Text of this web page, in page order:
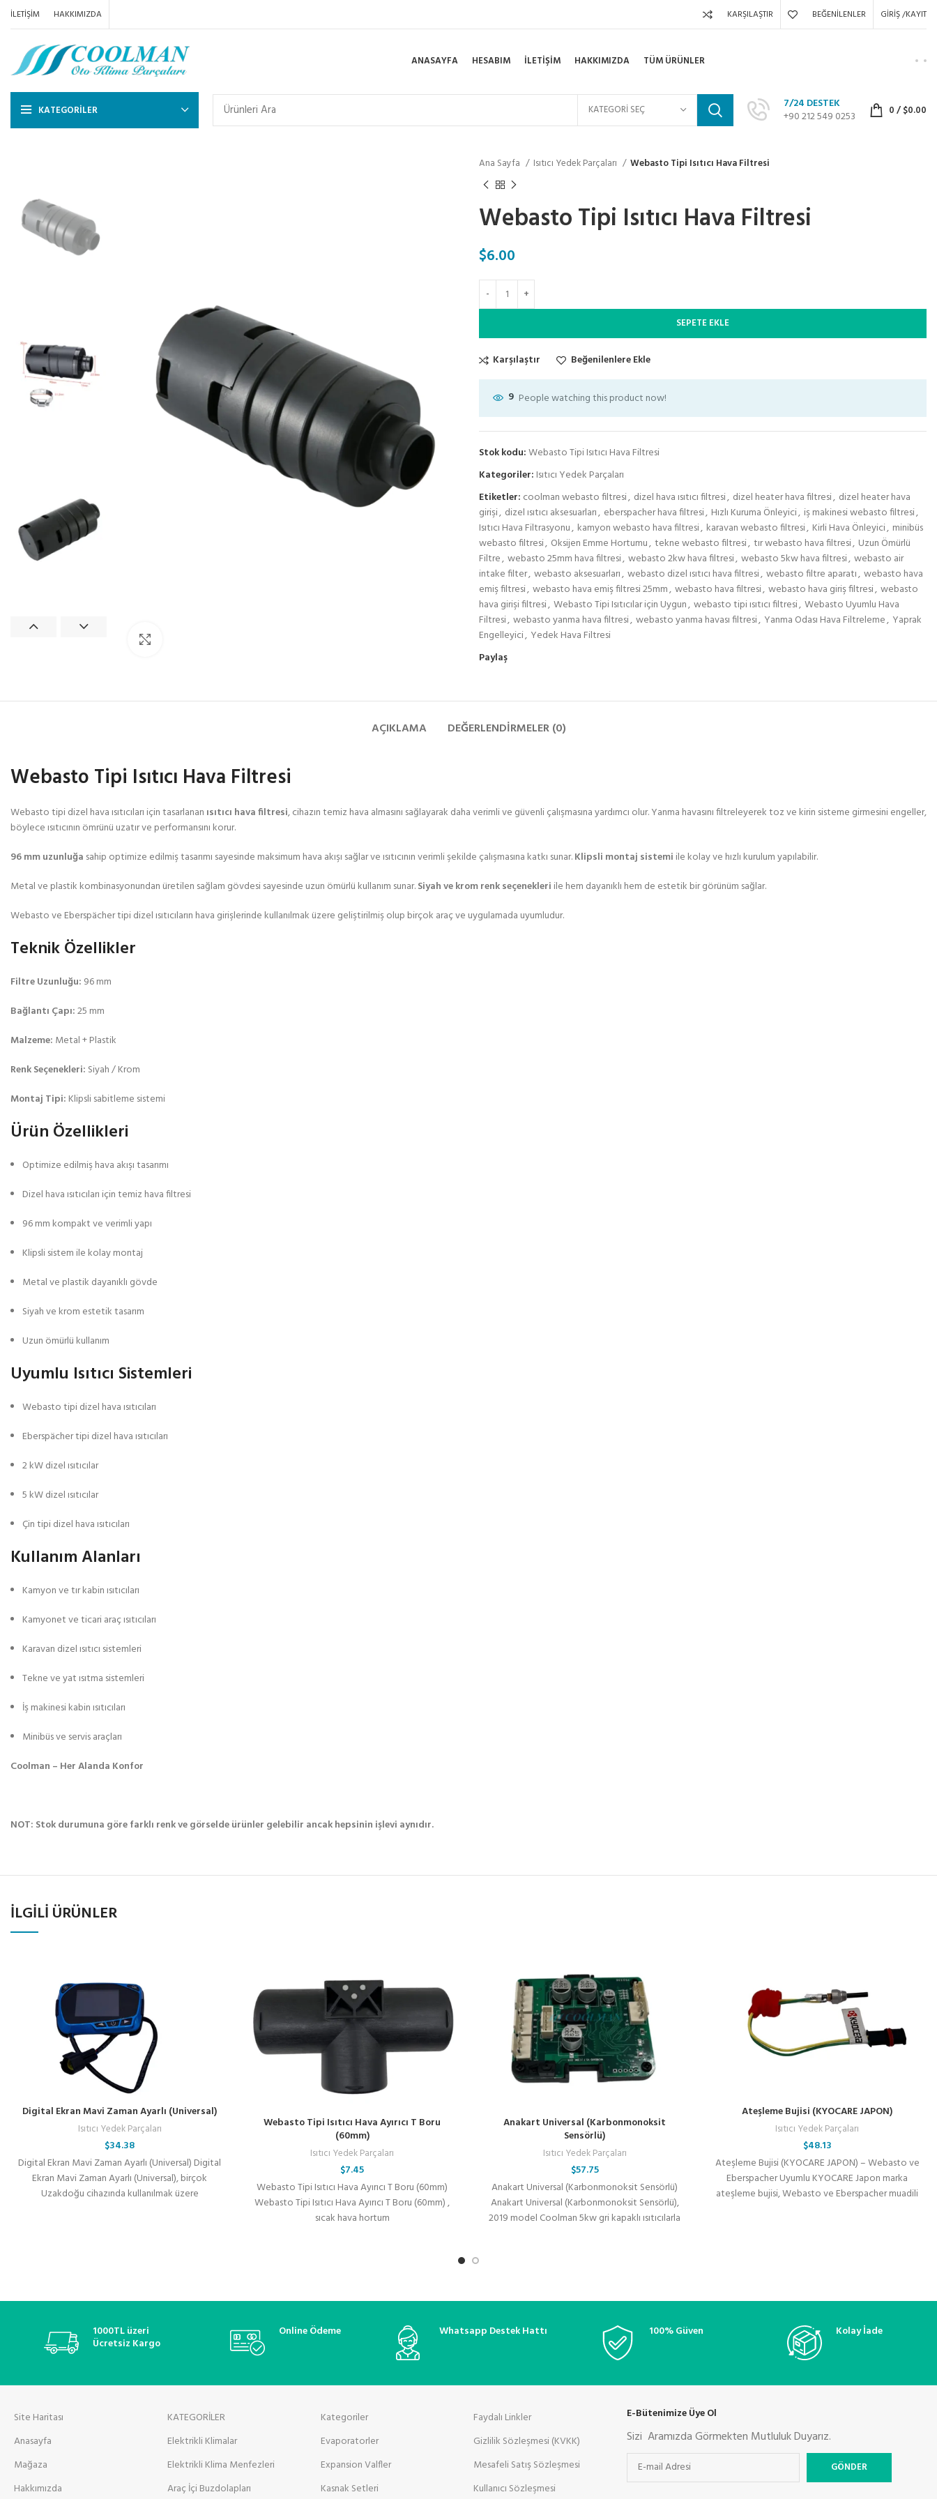
İLETIŞIM HAKKIMIZDA KARŞILAŞTIR BEĞENILENLER GIRIŞ /KAYIT
ANASAYFA HESABIM İLETIŞIM HAKKIMIZDA TÜM ÜRÜNLER
KATEGORILER KATEGORI SEÇ
7/24 DESTEK
+90 212 549 0253
0/$0.00
Ana Sayfa Isıtıcı Yedek Parçaları Webasto Tipi Isıtıcı Hava Filtresi
Webasto Tipi Isıtıcı Hava Filtresi
$6.00
SEPETE EKLE
Karşılaştır Beğenilenlere Ekle
9 People watching this product now!
Stok kodu:Webasto Tipi Isıtıcı Hava Filtresi
Kategoriler: Isıtıcı Yedek Parçaları
Etiketler: coolman webasto filtresi, dizel hava ısıtıcı filtresi, dizel heater hava filtresi, dizel heater hava
girişi, dizel ısıtıcı aksesuarları, eberspacher hava filtresi, Hızlı Kuruma Önleyici, iş makinesi webasto filtresi,
Isıtıcı Hava Filtrasyonu, kamyon webasto hava filtresi, karavan webasto filtresi, Kirli Hava Önleyici, minibüs
webasto filtresi, Oksijen Emme Hortumu, tekne webasto filtresi, tır webasto hava filtresi, Uzun Ömürlü
Filtre, webasto 25mm hava filtresi, webasto 2kw hava filtresi, webasto 5kw hava filtresi, webasto air
intake filter, webasto aksesuarları, webasto dizel ısıtıcı hava filtresi, webasto filtre aparatı, webasto hava
emiş filtresi, webasto hava emiş filtresi 25mm, webasto hava filtresi, webasto hava giriş filtresi, webasto
hava girişi filtresi, Webasto Tipi Isıtıcılar için Uygun, webasto tipi ısıtıcı filtresi, Webasto Uyumlu Hava
Filtresi, webasto yanma hava filtresi, webasto yanma havası filtresi, Yanma Odası Hava Filtreleme, Yaprak
Engelleyici, Yedek Hava Filtresi
Paylaş
AÇIKLAMA DEĞERLENDIRMELER (0)
Webasto Tipi Isıtıcı Hava Filtresi
Webasto tipi dizel hava ısıtıcıları için tasarlanan ısıtıcı hava filtresi, cihazın temiz hava almasını sağlayarak daha verimli ve güvenli çalışmasına yardımcı olur. Yanma havasını filtreleyerek toz ve kirin sisteme girmesini engeller,
böylece ısıtıcının ömrünü uzatır ve performansını korur.
96 mm uzunluğa sahip optimize edilmiş tasarımı sayesinde maksimum hava akışı sağlar ve ısıtıcının verimli şekilde çalışmasına katkı sunar.Klipsli montaj sistemi ile kolay ve hızlı kurulum yapılabilir.
Metal ve plastik kombinasyonundan üretilen sağlam gövdesi sayesinde uzun ömürlü kullanım sunar.Siyah ve krom renk seçenekleri ile hem dayanıklı hem de estetik bir görünüm sağlar.
Webasto ve Eberspächer tipi dizel ısıtıcıların hava girişlerinde kullanılmak üzere geliştirilmiş olup birçok araç ve uygulamada uyumludur.
Teknik Özellikler
Filtre Uzunluğu: 96 mm
Bağlantı Çapı:25 mm
Malzeme: Metal + Plastik
Renk Seçenekleri: Siyah / Krom
Montaj Tipi: Klipsli sabitleme sistemi
Ürün Özellikleri
Optimize edilmiş hava akışı tasarımı
Dizel hava ısıtıcıları için temiz hava filtresi
96 mm kompakt ve verimli yapı
Klipsli sistem ile kolay montaj
Metal ve plastik dayanıklı gövde
Siyah ve krom estetik tasarım
Uzun ömürlü kullanım
Uyumlu Isıtıcı Sistemleri
Webasto tipi dizel hava ısıtıcıları
Eberspächer tipi dizel hava ısıtıcıları
2 kW dizel ısıtıcılar
5 kW dizel ısıtıcılar
Çin tipi dizel hava ısıtıcıları
Kullanım Alanları
Kamyon ve tır kabin ısıtıcıları
Kamyonet ve ticari araç ısıtıcıları
Karavan dizel ısıtıcı sistemleri
Tekne ve yat ısıtma sistemleri
İş makinesi kabin ısıtıcıları
Minibüs ve servis araçları
Coolman – Her Alanda Konfor
NOT: Stok durumuna göre farklı renk ve görselde ürünler gelebilir ancak hepsinin işlevi aynıdır.
İLGILI ÜRÜNLER
Digital Ekran Mavi Zaman Ayarlı (Universal)
Isıtıcı Yedek Parçaları
$34.38
Digital Ekran Mavi Zaman Ayarlı (Universal) Digital
Ekran Mavi Zaman Ayarlı (Universal), birçok
Uzakdoğu cihazında kullanılmak üzere
Webasto Tipi Isıtıcı Hava Ayırıcı T Boru
(60mm)
Isıtıcı Yedek Parçaları
$7.45
Webasto Tipi Isıtıcı Hava Ayırıcı T Boru (60mm)
Webasto Tipi Isıtıcı Hava Ayırıcı T Boru (60mm) ,
sıcak hava hortum
Anakart Universal (Karbonmonoksit
Sensörlü)
Isıtıcı Yedek Parçaları
$57.75
Anakart Universal (Karbonmonoksit Sensörlü)
Anakart Universal (Karbonmonoksit Sensörlü),
2019 model Coolman 5kw gri kapaklı ısıtıcılarla
Ateşleme Bujisi (KYOCARE JAPON)
Isıtıcı Yedek Parçaları
$48.13
Ateşleme Bujisi (KYOCARE JAPON) – Webasto ve
Eberspacher Uyumlu KYOCARE Japon marka
ateşleme bujisi, Webasto ve Eberspacher muadili
1000TL üzeri
Ücretsiz Kargo
Online Ödeme Whatsapp Destek Hattı 100% Güven Kolay İade
Site Haritası
Anasayfa
Mağaza
Hakkımızda
KATEGORİLER
Elektrikli Klimalar
Elektrikli Klima Menfezleri
Araç İçi Buzdolapları
Kategoriler
Evaporatorler
Expansion Valfler
Kasnak Setleri
Faydalı Linkler
Gizlilik Sözleşmesi (KVKK)
Mesafeli Satış Sözleşmesi
Kullanıcı Sözleşmesi
E-Bütenimize Üye Ol
Sizi Aramızda Görmekten Mutluluk Duyarız.